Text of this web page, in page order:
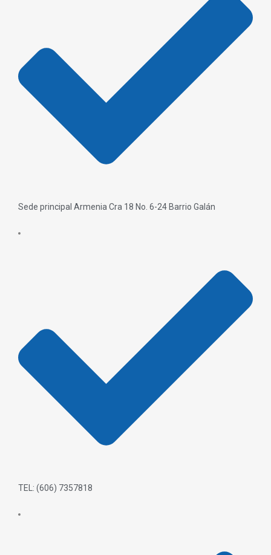
Sede principal Armenia Cra 18 No. 6-24 Barrio Galán
TEL: (606) 7357818